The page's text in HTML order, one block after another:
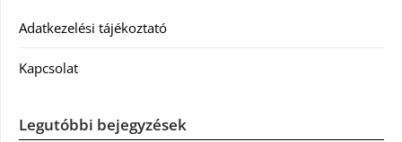
Adatkezelési tájékoztató
Kapcsolat
Legutóbbi bejegyzések